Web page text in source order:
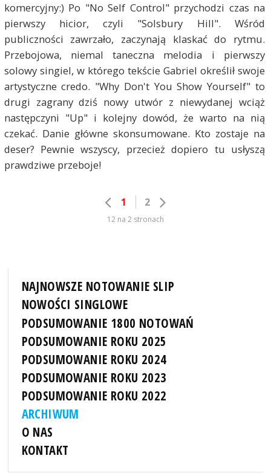
komercyjny:) Po "No Self Control" przychodzi czas na
pierwszy hicior, czyli "Solsbury Hill". Wśród
publiczności zawrzało, zaczynają klaskać do rytmu.
Przebojowa, niemal taneczna melodia i pierwszy
solowy singiel, w którego tekście Gabriel określił swoje
artystyczne credo. "Why Don't You Show Yourself" to
drugi zagrany dziś nowy utwór z niewydanej wciąż
następczyni "Up" i kolejny dowód, że warto na nią
czekać. Danie główne skonsumowane. Kto zostaje na
deser? Pewnie wszyscy, przecież dopiero tu usłyszą
prawdziwe przeboje!
1 2
12 na 2 stronach
NAJNOWSZE NOTOWANIE SLIP
NOWOŚCI SINGLOWE
PODSUMOWANIE 1800 NOTOWAŃ
PODSUMOWANIE ROKU 2025
PODSUMOWANIE ROKU 2024
PODSUMOWANIE ROKU 2023
PODSUMOWANIE ROKU 2022
ARCHIWUM
O NAS
KONTAKT